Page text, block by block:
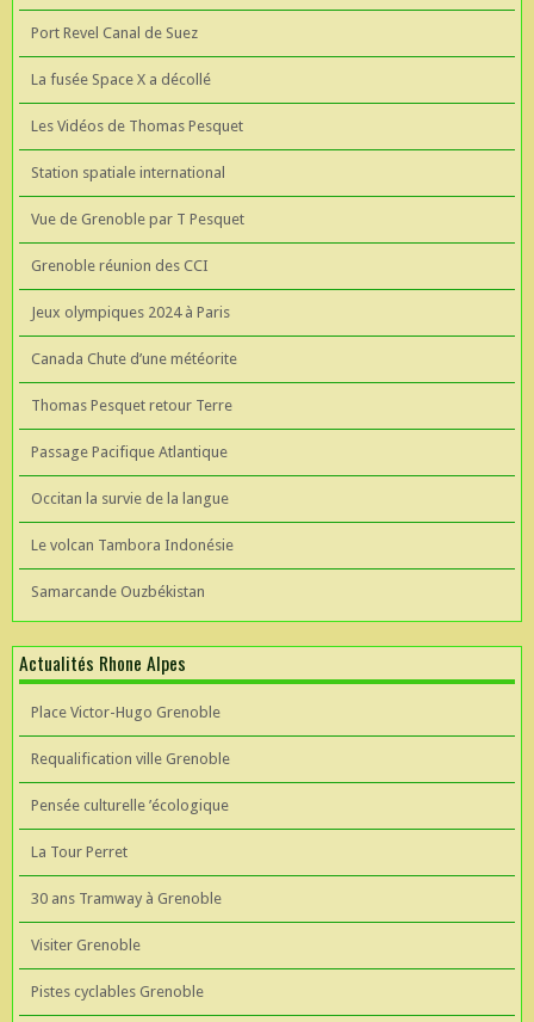
Port Revel Canal de Suez
La fusée Space X a décollé
Les Vidéos de Thomas Pesquet
Station spatiale international
Vue de Grenoble par T Pesquet
Grenoble réunion des CCI
Jeux olympiques 2024 à Paris
Canada Chute d’une météorite
Thomas Pesquet retour Terre
Passage Pacifique Atlantique
Occitan la survie de la langue
Le volcan Tambora Indonésie
Samarcande Ouzbékistan
Actualités Rhone Alpes
Place Victor-Hugo Grenoble
Requalification ville Grenoble
Pensée culturelle ’écologique
La Tour Perret
30 ans Tramway à Grenoble
Visiter Grenoble
Pistes cyclables Grenoble